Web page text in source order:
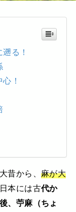
る！
！
昔から、 麻が大
本には古代か
、苧麻（ちょ